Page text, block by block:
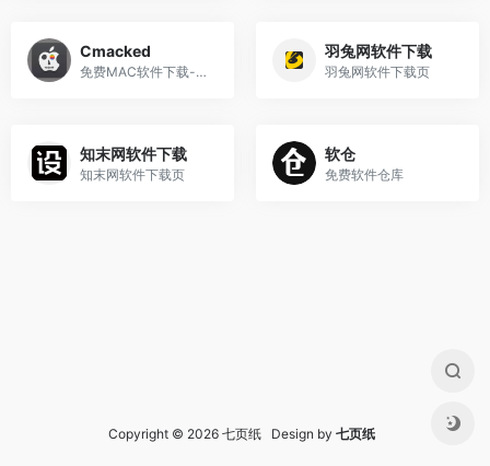
Cmacked
免费MAC软件下载----解锁版软件
羽兔网软件下载
羽兔网软件下载页
知末网软件下载
知末网软件下载页
软仓
免费软件仓库
Copyright © 2026 七页纸 Design by 七页纸